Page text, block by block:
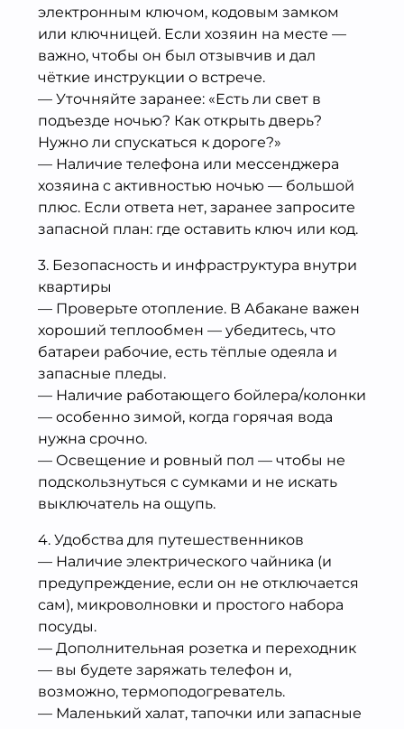
электронным ключом, кодовым замком
или ключницей. Если хозяин на месте —
важно, чтобы он был отзывчив и дал
чёткие инструкции о встрече.
— Уточняйте заранее: «Есть ли свет в
подъезде ночью? Как открыть дверь?
Нужно ли спускаться к дороге?»
— Наличие телефона или мессенджера
хозяина с активностью ночью — большой
плюс. Если ответа нет, заранее запросите
запасной план: где оставить ключ или код.
3. Безопасность и инфраструктура внутри
квартиры
— Проверьте отопление. В Абакане важен
хороший теплообмен — убедитесь, что
батареи рабочие, есть тёплые одеяла и
запасные пледы.
— Наличие работающего бойлера/колонки
— особенно зимой, когда горячая вода
нужна срочно.
— Освещение и ровный пол — чтобы не
подскользнуться с сумками и не искать
выключатель на ощупь.
4. Удобства для путешественников
— Наличие электрического чайника (и
предупреждение, если он не отключается
сам), микроволновки и простого набора
посуды.
— Дополнительная розетка и переходник
— вы будете заряжать телефон и,
возможно, термоподогреватель.
— Маленький халат, тапочки или запасные